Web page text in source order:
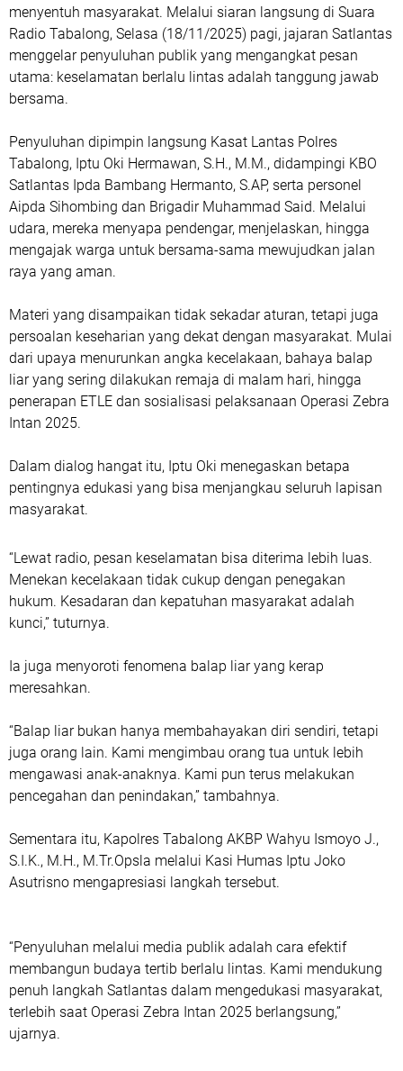
menyentuh masyarakat. Melalui siaran langsung di Suara
Radio Tabalong, Selasa (18/11/2025) pagi, jajaran Satlantas
menggelar penyuluhan publik yang mengangkat pesan
utama: keselamatan berlalu lintas adalah tanggung jawab
bersama.
Penyuluhan dipimpin langsung Kasat Lantas Polres
Tabalong, Iptu Oki Hermawan, S.H., M.M., didampingi KBO
Satlantas Ipda Bambang Hermanto, S.AP, serta personel
Aipda Sihombing dan Brigadir Muhammad Said. Melalui
udara, mereka menyapa pendengar, menjelaskan, hingga
mengajak warga untuk bersama-sama mewujudkan jalan
raya yang aman.
Materi yang disampaikan tidak sekadar aturan, tetapi juga
persoalan keseharian yang dekat dengan masyarakat. Mulai
dari upaya menurunkan angka kecelakaan, bahaya balap
liar yang sering dilakukan remaja di malam hari, hingga
penerapan ETLE dan sosialisasi pelaksanaan Operasi Zebra
Intan 2025.
Dalam dialog hangat itu, Iptu Oki menegaskan betapa
pentingnya edukasi yang bisa menjangkau seluruh lapisan
masyarakat.
“Lewat radio, pesan keselamatan bisa diterima lebih luas.
Menekan kecelakaan tidak cukup dengan penegakan
hukum. Kesadaran dan kepatuhan masyarakat adalah
kunci,” tuturnya.
Ia juga menyoroti fenomena balap liar yang kerap
meresahkan.
“Balap liar bukan hanya membahayakan diri sendiri, tetapi
juga orang lain. Kami mengimbau orang tua untuk lebih
mengawasi anak-anaknya. Kami pun terus melakukan
pencegahan dan penindakan,” tambahnya.
Sementara itu, Kapolres Tabalong AKBP Wahyu Ismoyo J.,
S.I.K., M.H., M.Tr.Opsla melalui Kasi Humas Iptu Joko
Asutrisno mengapresiasi langkah tersebut.
“Penyuluhan melalui media publik adalah cara efektif
membangun budaya tertib berlalu lintas. Kami mendukung
penuh langkah Satlantas dalam mengedukasi masyarakat,
terlebih saat Operasi Zebra Intan 2025 berlangsung,”
ujarnya.